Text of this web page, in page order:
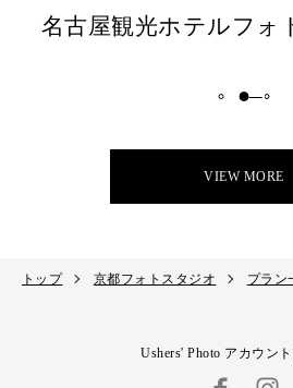
大阪フォトス
VIEW MORE
トップ 京都フォトスタジオ プラン
Ushers' Photo アカウン